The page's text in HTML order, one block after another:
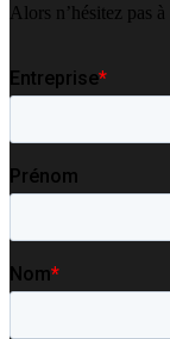
Alors n’hésitez pas